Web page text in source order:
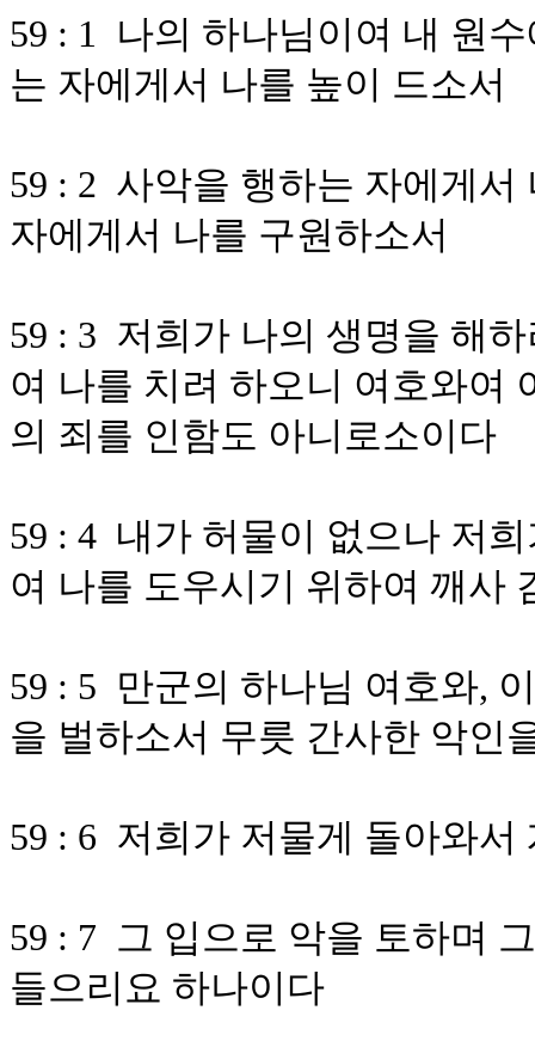
59 : 1 나의 하나님이여 내 원
는 자에게서 나를 높이 드소서
59 : 2 사악을 행하는 자에게
자에게서 나를 구원하소서
59 : 3 저희가 나의 생명을 해
여 나를 치려 하오니 여호와여
의 죄를 인함도 아니로소이다
59 : 4 내가 허물이 없으나 저
여 나를 도우시기 위하여 깨사
59 : 5 만군의 하나님 여호와,
을 벌하소서 무릇 간사한 악인
59 : 6 저희가 저물게 돌아와
59 : 7 그 입으로 악을 토하며
들으리요 하나이다